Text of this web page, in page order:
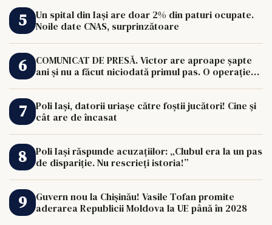
Un spital din Iași are doar 2% din paturi ocupate.
Noile date CNAS, surprinzătoare
COMUNICAT DE PRESĂ. Victor are aproape șapte
ani și nu a făcut niciodată primul pas. O operație
Poli Iași, datorii uriașe către foștii jucători! Cine și
cât are de încasat
Poli Iași răspunde acuzațiilor: „Clubul era la un pas
de dispariție. Nu rescrieți istoria!”
Guvern nou la Chișinău! Vasile Tofan promite
aderarea Republicii Moldova la UE până în 2028